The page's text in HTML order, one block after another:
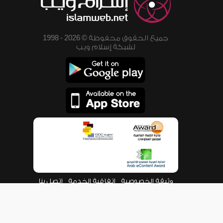
جميع الحقوق محفوظة © 2026 - 1998
لشبكة إسلام ويب
وثيقة الخصوصية اتفاقية الخدمة اتصل بنا